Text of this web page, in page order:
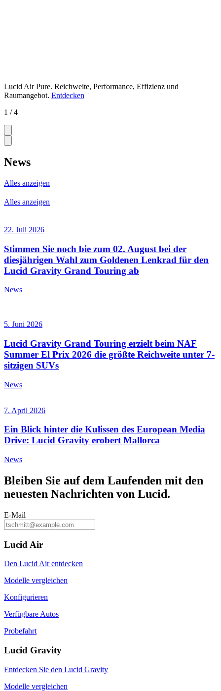
Lucid Air Pure. Reichweite, Performance, Effizienz und
Raumangebot. Entdecken
1 / 4
News
Alles anzeigen
Alles anzeigen
22. Juli 2026
Stimmen Sie noch bie zum 02. August bei der
diesjährigen Wahl zum Goldenen Lenkrad für den
Lucid Gravity Grand Touring ab
News
5. Juni 2026
Lucid Gravity Grand Touring erzielt beim NAF
Summer El Prix 2026 die größte Reichweite unter 7-
sitzigen SUVs
News
7. April 2026
Ein Blick hinter die Kulissen des European Media
Drive: Lucid Gravity erobert Mallorca
News
Bleiben Sie auf dem Laufenden mit den
neuesten Nachrichten von Lucid.
E-Mail
Lucid Air
Den Lucid Air entdecken
Modelle vergleichen
Konfigurieren
Verfügbare Autos
Probefahrt
Lucid Gravity
Entdecken Sie den Lucid Gravity
Modelle vergleichen